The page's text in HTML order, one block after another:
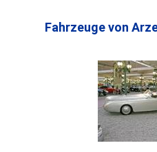
Fahrzeuge von